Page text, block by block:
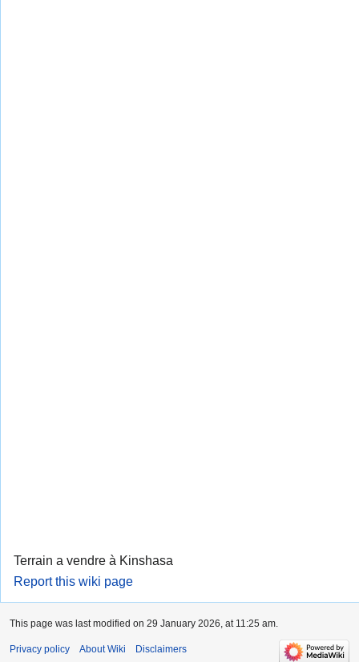
Terrain a vendre à Kinshasa
Report this wiki page
This page was last modified on 29 January 2026, at 11:25 am.
Privacy policy About Wiki Disclaimers